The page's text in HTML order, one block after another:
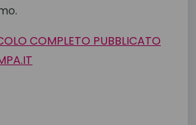
COMPLETO PUBBLICATO